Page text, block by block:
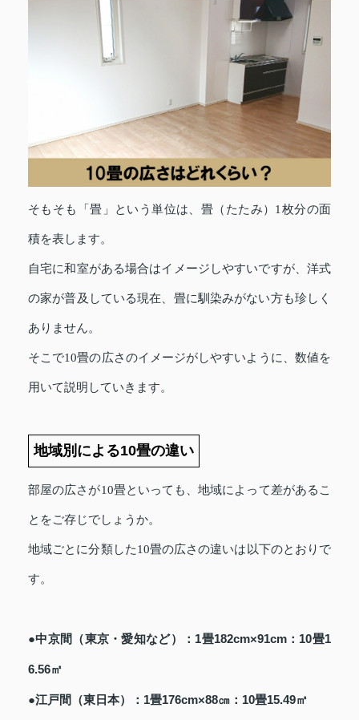
そもそも「畳」という単位は、畳（たたみ）1枚分の面
積を表します。
自宅に和室がある場合はイメージしやすいですが、洋式
の家が普及している現在、畳に馴染みがない方も珍しく
ありません。
そこで10畳の広さのイメージがしやすいように、数値を
用いて説明していきます。
地域別による10畳の違い
部屋の広さが10畳といっても、地域によって差があるこ
とをご存じでしょうか。
地域ごとに分類した10畳の広さの違いは以下のとおりで
す。
●中京間（東京・愛知など）：1畳182cm×91cm：10畳1
6.56㎡
●江戸間（東日本）：1畳176cm×88㎝：10畳15.49㎡